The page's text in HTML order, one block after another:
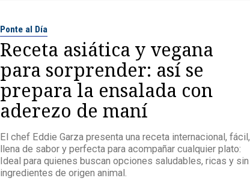
Ponte al Día
Receta asiática y vegana
para sorprender: así se
prepara la ensalada con
aderezo de maní
El chef Eddie Garza presenta una receta internacional, fácil,
llena de sabor y perfecta para acompañar cualquier plato:
Ideal para quienes buscan opciones saludables, ricas y sin
ingredientes de origen animal.